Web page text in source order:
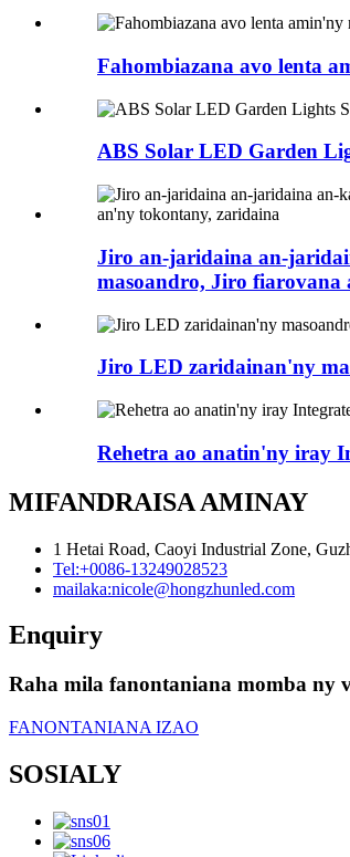
Fahombiazana avo lenta
ABS Solar LED Garden
Jiro an-jaridaina an-
masoandro, Jiro
Jiro LED zaridainan'ny
Rehetra ao anatin'ny iray
MIFANDRAISA AMINAY
1 Hetai Road, Caoyi Industrial Zone,
Tel:+0086-13249028523
mailaka:nicole@hongzhunled.com
Enquiry
Raha mila fanontaniana momba ny
FANONTANIANA IZAO
SOSIALY